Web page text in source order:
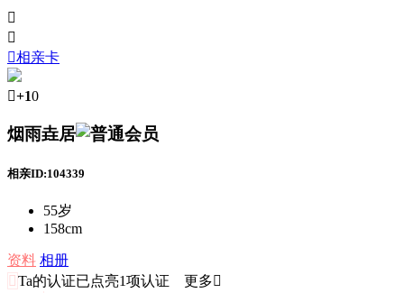


相亲卡
+10
烟雨垚居
相亲ID:104339
55岁
158cm
资料 相册
 Ta的认证已点亮1项认证 更多